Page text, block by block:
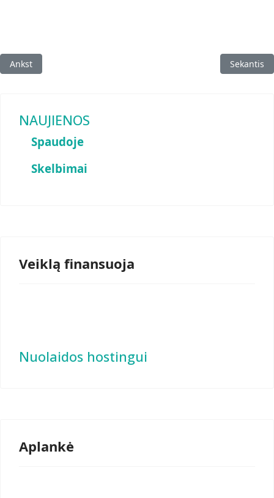
Ankstesnis straipsnis: Sveikiname Klaidą
Ankst Kitas
Sekantis
NAUJIENOS
Spaudoje
Skelbimai
Veiklą finansuoja
Nuolaidos hostingui
Aplankė